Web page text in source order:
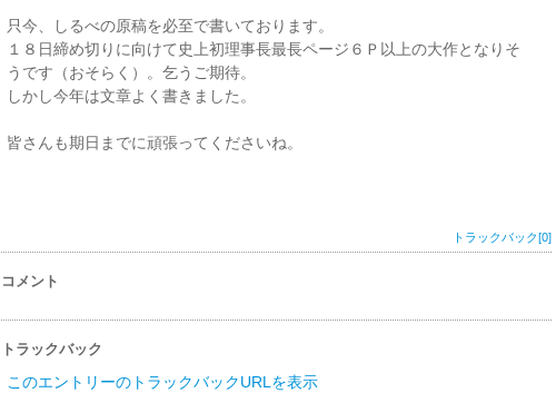
只今、しるべの原稿を必至で書いております。
１８日締め切りに向けて史上初理事長最長ページ６Ｐ以上の大作となりそ
うです（おそらく）。乞うご期待。
しかし今年は文章よく書きました。
皆さんも期日までに頑張ってくださいね。
トラックバック[0]
コメント
トラックバック
このエントリーのトラックバックURLを表示